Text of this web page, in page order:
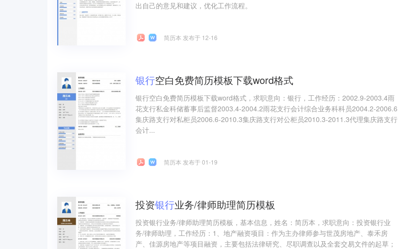
出自己的意见和建议，优化工作流程。
简历本 发布于 12-16
银行空白免费简历模板下载word格式
银行空白免费简历模板下载word格式，求职意向：银行，工作经历：2002.9-2003.4雨
花支行私金科储蓄事后监督2003.4-2004.2雨花支行会计综合业务科科员2004.2-2006.6
集庆路支行对私柜员2006.6-2010.3集庆路支行对公柜员2010.3-2011.3代理集庆路支行
会计...
简历本 发布于 01-19
投资银行业务/律师助理简历模板
投资银行业务/律师助理简历模板，基本信息，姓名：简历本，求职意向：投资银行业
务/律师助理，工作经历：1、地产融资项目：作为主办律师参与世茂房地产、泰禾房
产、佳源房地产等项目融资，主要包括法律研究、尽职调查以及全套交易文件的起草；